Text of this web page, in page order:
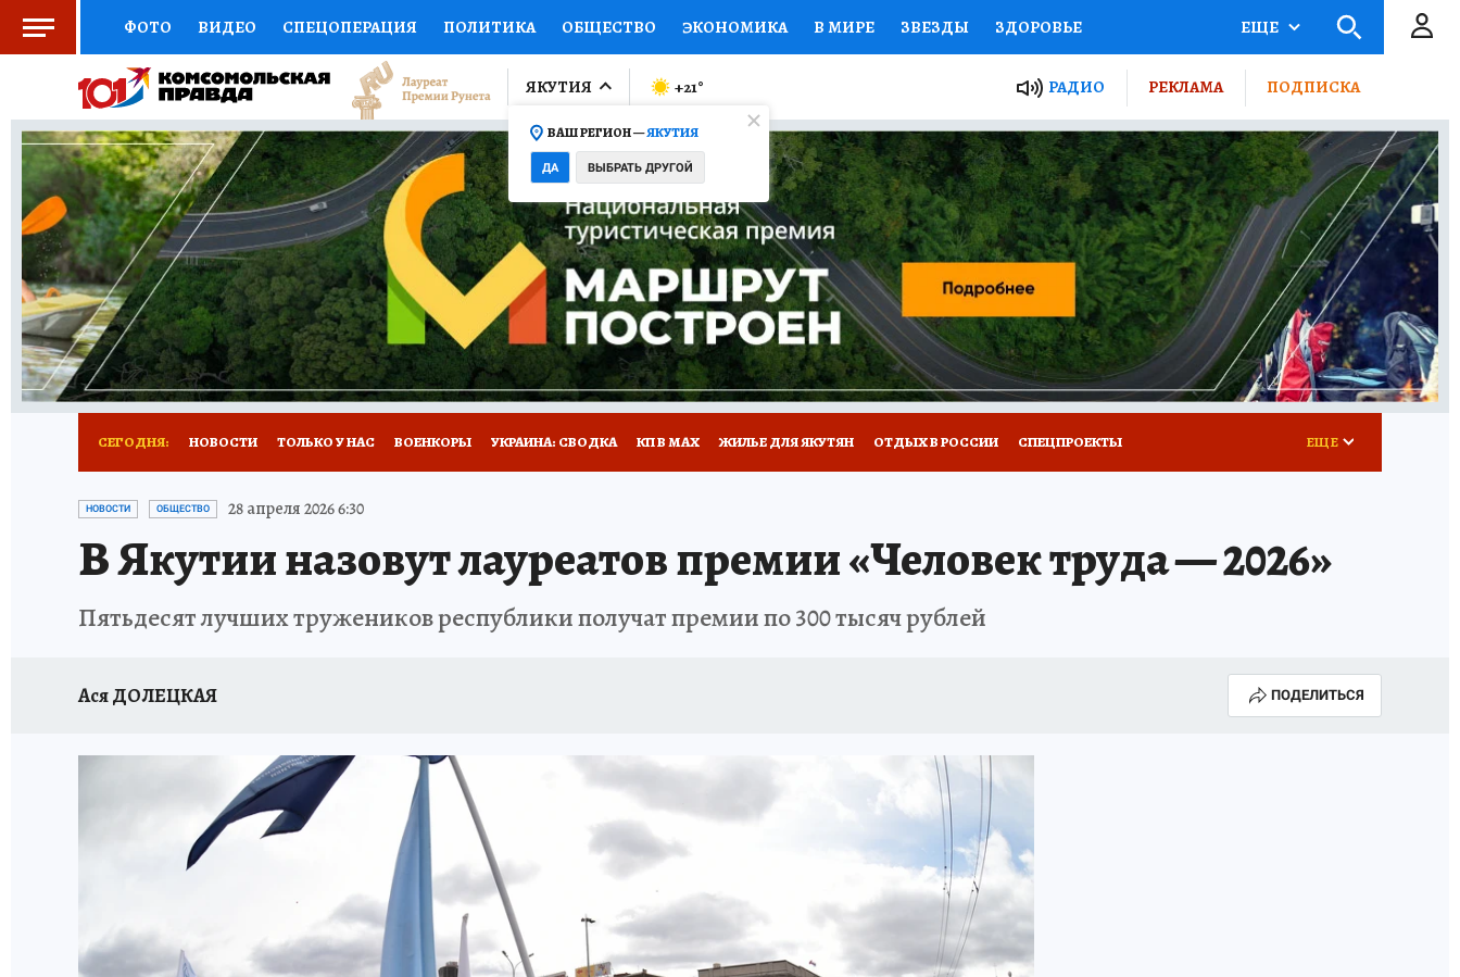
ФОТО ВИДЕО СПЕЦОПЕРАЦИЯ ПОЛИТИКА ОБЩЕСТВО ЭКОНОМИКА В МИРЕ ЗВЕЗДЫ ЗДОРОВЬЕ
СОЦПОДДЕРЖКА НАУКА СПОРТ КОЛУМНИСТЫ ПРОИСШЕСТВИЯ НАЦИОНАЛЬНЫЕ ПРОЕКТЫ РОССИИ
ВЫБОР ЭКСПЕРТОВ ДОКТОР ФИНАНСЫ ОТКРЫВАЕМ МИР Я ЗНАЮ СЕМЬЯ ЖЕНСКИЕ СЕКРЕТЫ ПУТЕВОДИТЕЛЬ
КНИЖНАЯ ПОЛКА ПРОГНОЗЫ НА СПОРТ ПРОМОКОДЫ СЕРИАЛЫ СПЕЦПРОЕКТЫ ДЕФИЦИТ ЖЕЛЕЗА ТУРИЗМ
ПРЕСС-ЦЕНТР НЕДВИЖИМОСТЬ ТЕЛЕВИЗОР КОЛЛЕКЦИИ КОНКУРСЫ РАБОТА У НАС ГИД ПОТРЕБИТЕЛЯ ВСЕ О КП
РАДИО КП РЕКЛАМА ТЕСТЫ НОВОЕ НА САЙТЕ
ЕЩЕ
ЯКУТИЯ
ВАШ РЕГИОН —ЯКУТИЯ
ДА ВЫБРАТЬ ДРУГОЙ
+21° РАДИО РЕКЛАМА ПОДПИСКА
СЕГОДНЯ: НОВОСТИ ТОЛЬКО У НАС ВОЕНКОРЫ УКРАИНА: СВОДКА КП В МАХ ЖИЛЬЕ ДЛЯ ЯКУТЯН ОТДЫХ В РОССИИ СПЕЦПРОЕКТЫ
ЗАПОВЕДНАЯ РОССИЯ ЛЕЧЕНИЕ НОВОСИБИРСК
ЕЩЕ
НОВОСТИ ОБЩЕСТВО 28 апреля 2026 6:30
В Якутии назовут лауреатов премии «Человек труда — 2026»
Пятьдесят лучших тружеников республики получат премии по 300 тысяч рублей
Ася ДОЛЕЦКАЯ ПОДЕЛИТЬСЯ